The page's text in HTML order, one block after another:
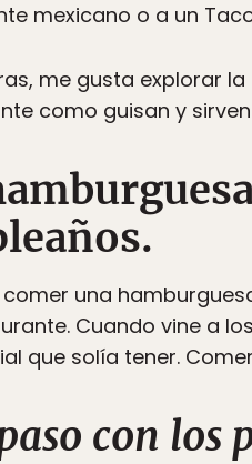
mexicano o a un
me gusta explorar
como guisan y
comer una
Cuando vine a
que solía tener.
con los